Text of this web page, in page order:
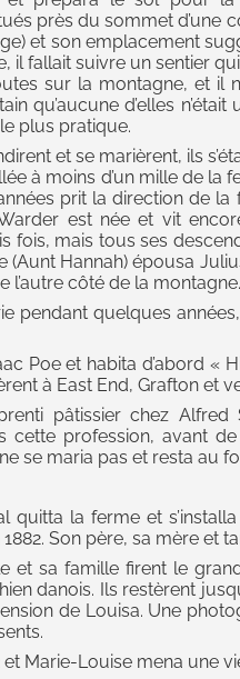
près du sommet
et son emplacement
il fallait suivre un sentier
sur la montagne, et il
qu’aucune d’elles
plus pratique.
et se marièrent, ils
à moins d’un mille de la
prit la direction de
est née et vit
fois, mais tous ses
(Aunt Hannah) épousa
l’autre côté de la montagne.
pendant quelques
Poe et habita d’abord «
à East End, Grafton et
pâtissier chez
cette profession, avant
se maria pas et resta au
quitta la ferme et
Son père, sa mère et
et sa famille firent le
danois. Ils restèrent
de Louisa. Une
Marie-Louise mena une